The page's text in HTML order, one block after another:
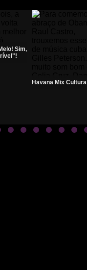
Sim,
Havana Mix Cultura